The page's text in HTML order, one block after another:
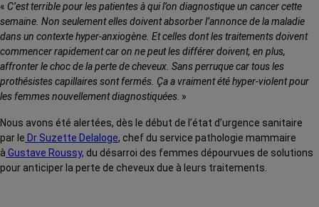
« C’est terrible pour les patientes à qui l’on diagnostique un cancer cette
semaine. Non seulement elles doivent absorber l’annonce de la maladie
dans un contexte hyper-anxiogène. Et celles dont les traitements doivent
commencer rapidement car on ne peut les différer doivent, en plus,
affronter le choc de la perte de cheveux. Sans perruque car tous les
prothésistes capillaires sont fermés. Ça a vraiment été hyper-violent pour
les femmes nouvellement diagnostiquées. »
Nous avons été alertées, dès le début de l’état d’urgence sanitaire
par le Dr Suzette Delaloge, chef du service pathologie mammaire
à Gustave Roussy, du désarroi des femmes dépourvues de solutions
pour anticiper la perte de cheveux due à leurs traitements.